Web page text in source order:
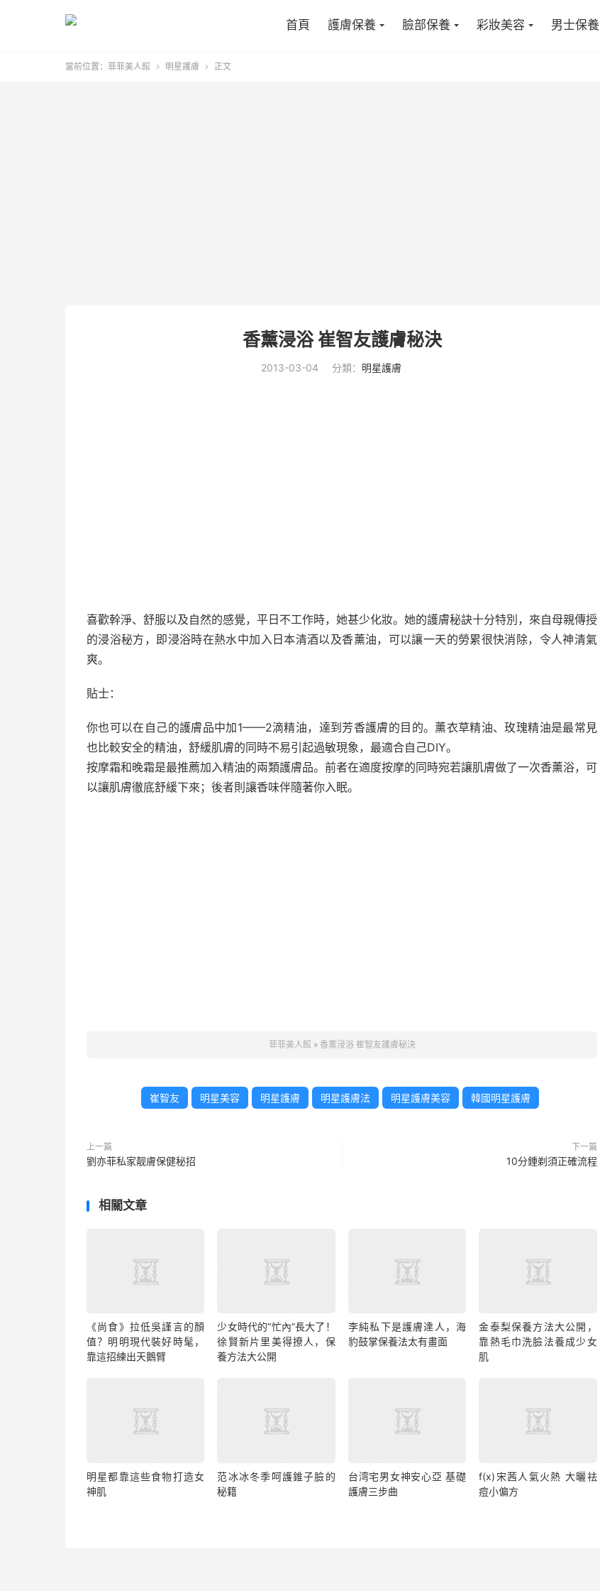
首頁 護膚保養 臉部保養 彩妝美容 男士保養
當前位置： 菲菲美人館  明星護膚  正文
香薰浸浴 崔智友護膚秘決
2013-03-04 分類： 明星護膚
喜歡幹淨、舒服以及自然的感覺，平日不工作時，她甚少化妝。她的護膚秘訣十分特別，來自母親傳授
的浸浴秘方，即浸浴時在熱水中加入日本清酒以及香薰油，可以讓一天的勞累很快消除，令人神清氣
爽。
貼士：
你也可以在自己的護膚品中加1——2滴精油，達到芳香護膚的目的。薰衣草精油、玫瑰精油是最常見
也比較安全的精油，舒緩肌膚的同時不易引起過敏現象，最適合自己DIY。
按摩霜和晚霜是最推薦加入精油的兩類護膚品。前者在適度按摩的同時宛若讓肌膚做了一次香薰浴，可
以讓肌膚徹底舒緩下來；後者則讓香味伴隨著你入眠。
菲菲美人館 » 香薰浸浴 崔智友護膚秘決
崔智友 明星美容 明星護膚 明星護膚法 明星護膚美容 韓國明星護膚
上一篇
劉亦菲私家靓膚保健秘招
下一篇
10分鍾剃須正確流程
相關文章
《尚食》拉低吳謹言的顏
值？明明現代裝好時髦，
靠這招練出天鵝臂
少女時代的“忙內”長大了！
徐賢新片里美得撩人，保
養方法大公開
李純私下是護膚達人，海
豹鼓掌保養法太有畫面
金泰梨保養方法大公開，
靠熱毛巾洗臉法養成少女
肌
明星都靠這些食物打造女
神肌
范冰冰冬季呵護錐子臉的
秘籍
台湾宅男女神安心亞 基礎
護膚三步曲
f(x)宋茜人氣火熱 大曬祛
痘小偏方